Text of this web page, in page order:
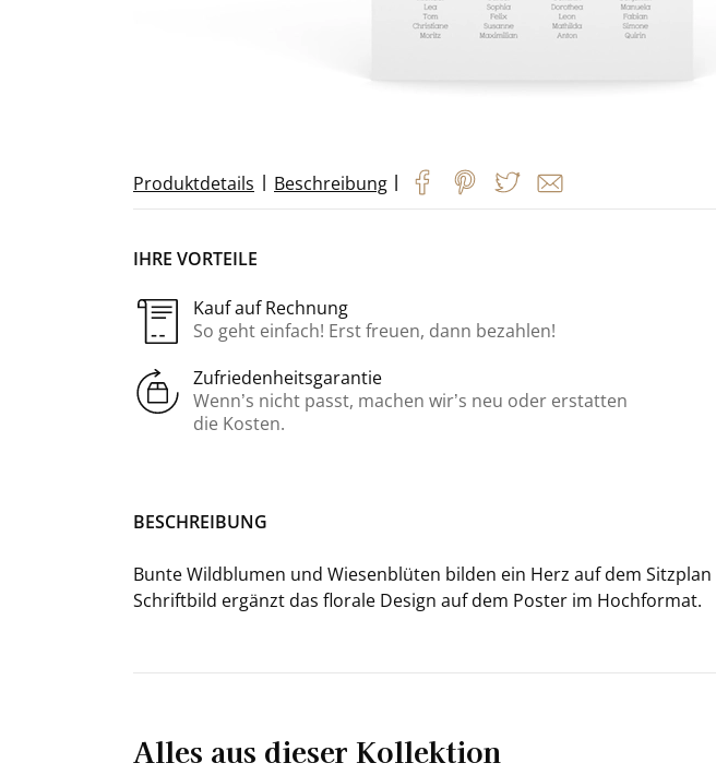
Produktdetails | Beschreibung |
IHRE VORTEILE
Kauf auf Rechnung
So geht einfach! Erst freuen, dann bezahlen!
Zufriedenheitsgarantie
Wenn’s nicht passt, machen wir’s neu oder erstatten
die Kosten.
BE­SCHREI­BUNG
Bunte Wild­blu­men und Wie­sen­blü­ten bil­den ein Herz auf dem Sitz­plan
Schrift­bild er­gänzt das flo­ra­le De­sign auf dem Pos­ter im Hoch­for­mat.
Alles aus dieser Kollektion